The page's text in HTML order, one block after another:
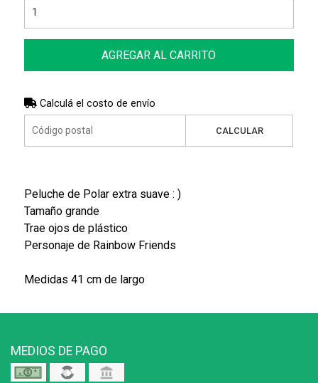
AGREGAR AL CARRITO
Calculá el costo de envío
CALCULAR
Peluche de Polar extra suave : )
Tamaño grande
Trae ojos de plástico
Personaje de Rainbow Friends
Medidas 41 cm de largo
MEDIOS DE PAGO